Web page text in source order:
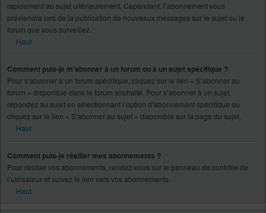
rapidement au sujet ultérieurement. Cependant, l’abonnement vous
préviendra lors de la publication de nouveaux messages sur le sujet ou le
forum que vous surveillez.
Haut
Comment puis-je m’abonner à un forum ou à un sujet spécifique ?
Pour s’abonner à un forum spécifique, cliquez sur le lien « S’abonner au
forum » disponible dans le forum souhaité. Pour s’abonner à un sujet,
répondez au sujet en sélectionnant l’option d’abonnement spécifique ou
cliquez sur le lien « S’abonner au sujet » disponible sur la page du sujet.
Haut
Comment puis-je résilier mes abonnements ?
Pour résilier vos abonnements, rendez-vous sur le panneau de contrôle de
l’utilisateur et suivez le lien vers vos abonnements.
Haut